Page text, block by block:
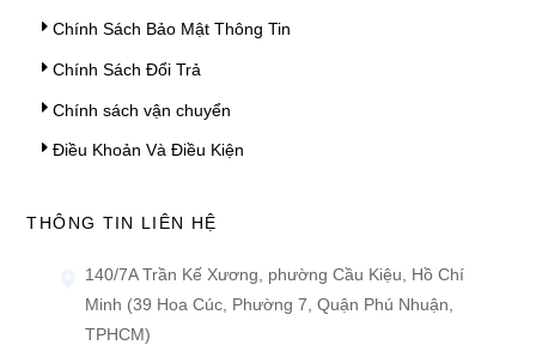
Chính Sách Bảo Mật Thông Tin
Chính Sách Đổi Trả
Chính sách vận chuyển
Điều Khoản Và Điều Kiện
THÔNG TIN LIÊN HỆ
140/7A Trần Kế Xương, phường Cầu Kiệu, Hồ Chí
Minh (39 Hoa Cúc, Phường 7, Quận Phú Nhuận,
TPHCM)